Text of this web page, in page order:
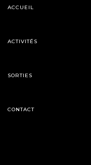
ACCUEIL
ACTIVITÉS
SORTIES
CONTACT